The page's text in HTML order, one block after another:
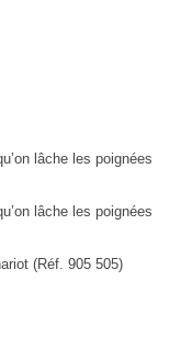
lâche les poignées
lâche les poignées
(Réf. 905 505)